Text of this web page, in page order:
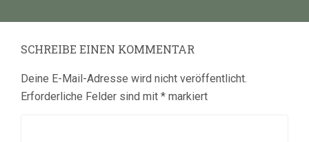
SCHREIBE EINEN KOMMENTAR
Deine E-Mail-Adresse wird nicht veröffentlicht.
Erforderliche Felder sind mit * markiert